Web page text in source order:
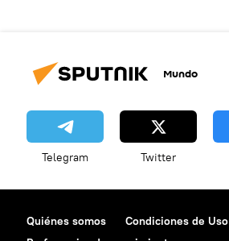
Mundo
Telegram Twitter
Quiénes somos Condiciones de Uso